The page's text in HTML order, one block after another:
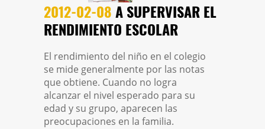
2012-02-08A SUPERVISAR EL
RENDIMIENTO ESCOLAR
El rendimiento del niño en el colegio
se mide generalmente por las notas
que obtiene. Cuando no logra
alcanzar el nivel esperado para su
edad y su grupo, aparecen las
preocupaciones en la familia.